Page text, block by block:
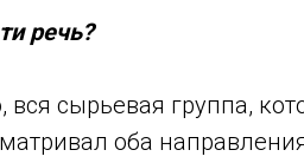
речь?
сырьевая группа,
оба